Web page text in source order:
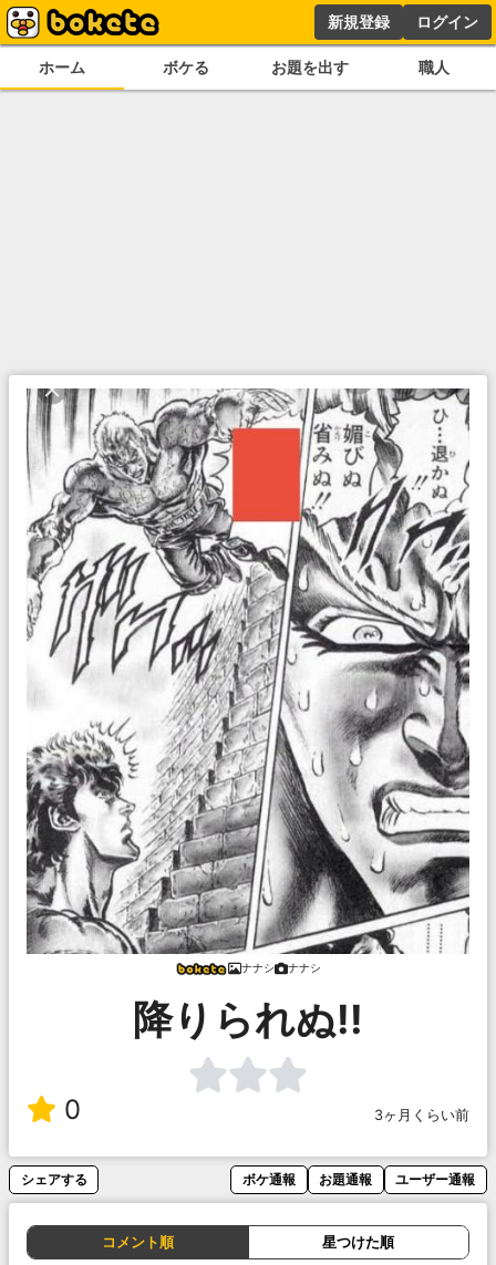
新規登録 ログイン
ホーム ボケる お題を出す 職人
ナナシ ナナシ
降りられぬ!!
0 3ヶ月くらい前
シェアする ボケ通報 お題通報 ユーザー通報
コメント順 星つけた順